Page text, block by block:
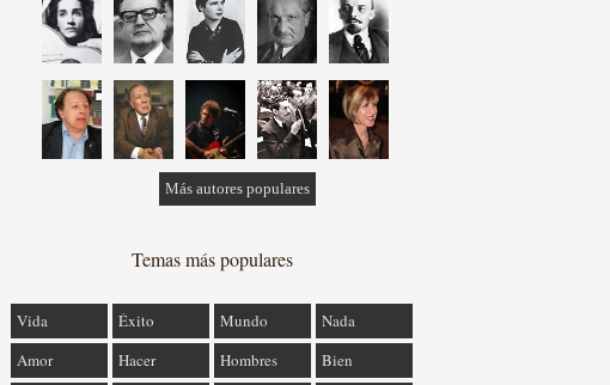
Más autores populares
Temas más populares
Vida Éxito Mundo
Nada
Amor
Hacer Hombres
Bien